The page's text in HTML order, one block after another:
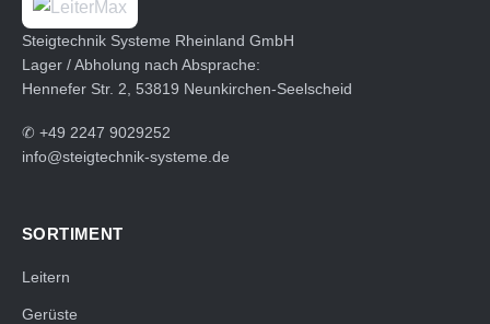
Steigtechnik Systeme Rheinland GmbH
Lager / Abholung nach Absprache:
Hennefer Str. 2, 53819 Neunkirchen-Seelscheid
✆ +49 2247 9029252
info@steigtechnik-systeme.de
SORTIMENT
Leitern
Gerüste